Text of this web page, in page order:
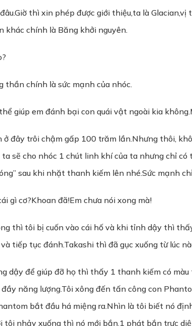
thì xin phép được giới thiệu,ta là
khác chính là Băng khởi nguyên.
thần chính là sức mạnh của nhóc.
giúp em đánh bại con quái vật ngoài kia
ở đây trôi chậm gấp 100 trăm lần.Nhưng thôi,
ta sẽ cho nhóc 1 chút linh khí của ta nhưng chỉ
sau khi nhặt thanh kiếm lên nhé.Sức mạnh
gì cơ?Khoan đã!Em chưa nói xong mà!
thì tôi bị cuốn vào cái hố và khi tỉnh dậy thì
tiếp tục đánh.Takashi thì đã gục xuống từ lúc
dậy để giúp đỡ họ thì thấy 1 thanh kiếm có
năng lượng.Tôi xông đến tấn công con
bắt đầu há miệng ra.Nhìn là tôi biết nó
tôi nhảy xuống thì nó mới bắn.1 phát bắn trực